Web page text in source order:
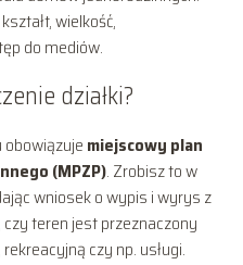
wielkość,
do mediów.
działki?
miejscowy plan
(MPZP). Zrobisz to w
wniosek o wypis i wyrys z
teren jest przeznaczony
rekreacyjną czy np. usługi.